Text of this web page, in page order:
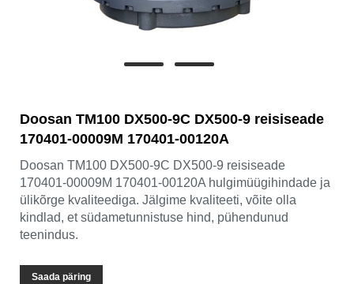
Doosan TM100 DX500-9C DX500-9 reisiseade
170401-00009M 170401-00120A
Doosan TM100 DX500-9C DX500-9 reisiseade
170401-00009M 170401-00120A hulgimüügihindade ja
ülikõrge kvaliteediga. Jälgime kvaliteeti, võite olla
kindlad, et südametunnistuse hind, pühendunud
teenindus.
Saada päring